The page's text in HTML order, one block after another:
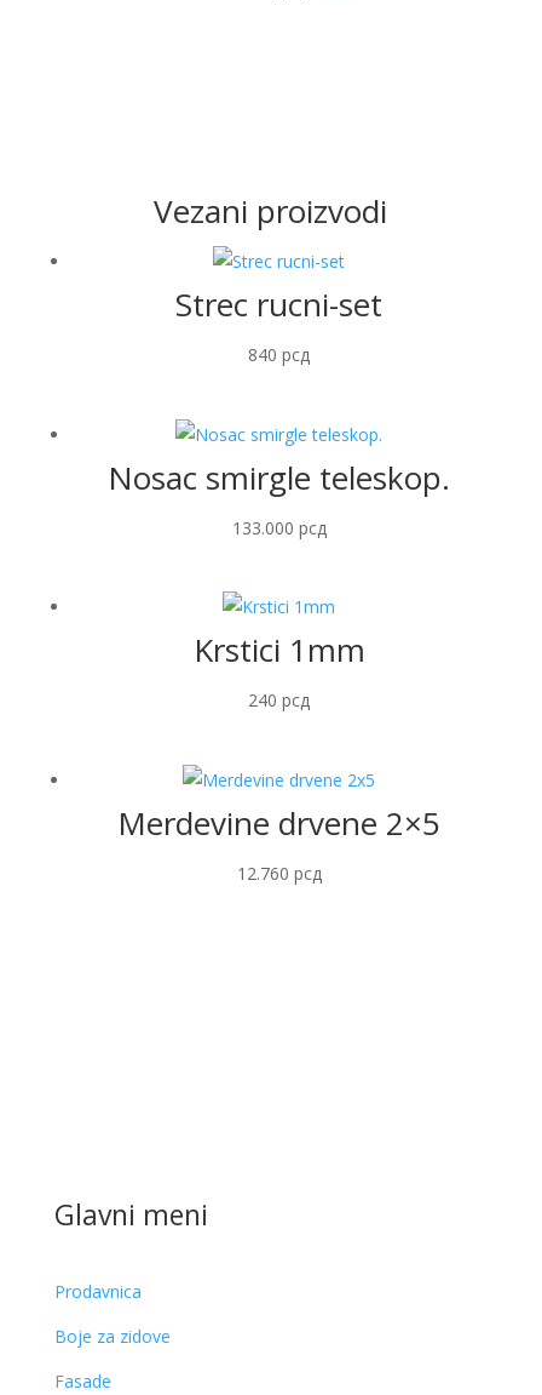
Vezani proizvodi
Strec rucni-set
840рсд
Nosac smirgle teleskop.
133.000 рсд
Krstici 1mm
240рсд
Merdevine drvene 2×5
12.760 рсд
Glavni meni
Prodavnica
Boje za zidove
Fasade